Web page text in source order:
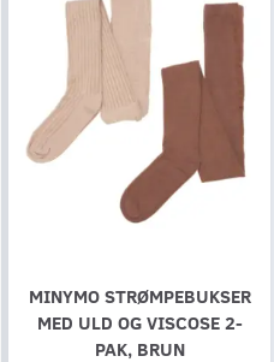
MINYMO STRØMPEBUKSER
MED ULD OG VISCOSE 2-
PAK, BRUN